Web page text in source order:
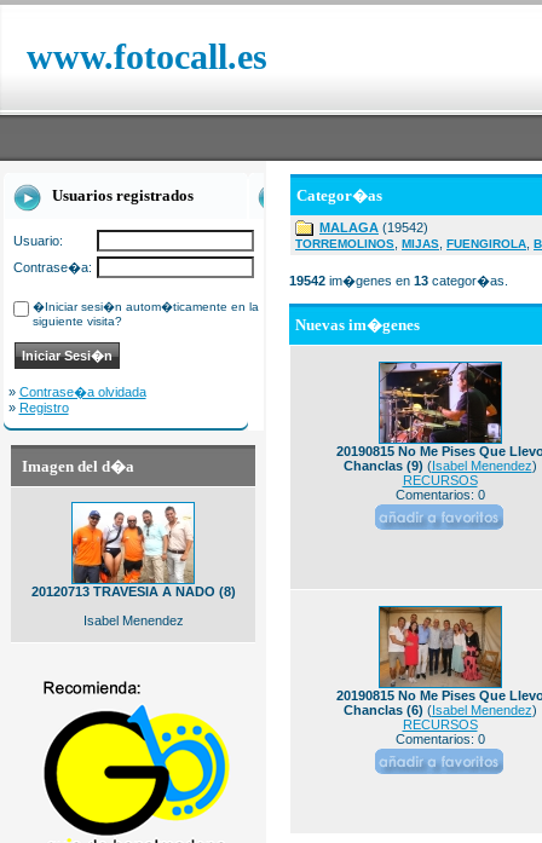
www.fotocall.es
Usuarios registrados
Usuario:
Contrase�a:
�Iniciar sesi�n autom�ticamente en la
siguiente visita?
» Contrase�a olvidada
» Registro
Imagen del d�a
20120713 TRAVESIA A NADO (8)
Isabel Menendez
Categor�as
MALAGA (19542)
TORREMOLINOS MIJAS FUENGIROLA
19542 im�genes en 13 categor�as.
Nuevas im�genes
20190815 No Me Pises Que
Chanclas (9) (Isabel Menendez)
RECURSOS
Comentarios: 0
20190815 No Me Pises Que
Chanclas (6) (Isabel Menendez)
RECURSOS
Comentarios: 0